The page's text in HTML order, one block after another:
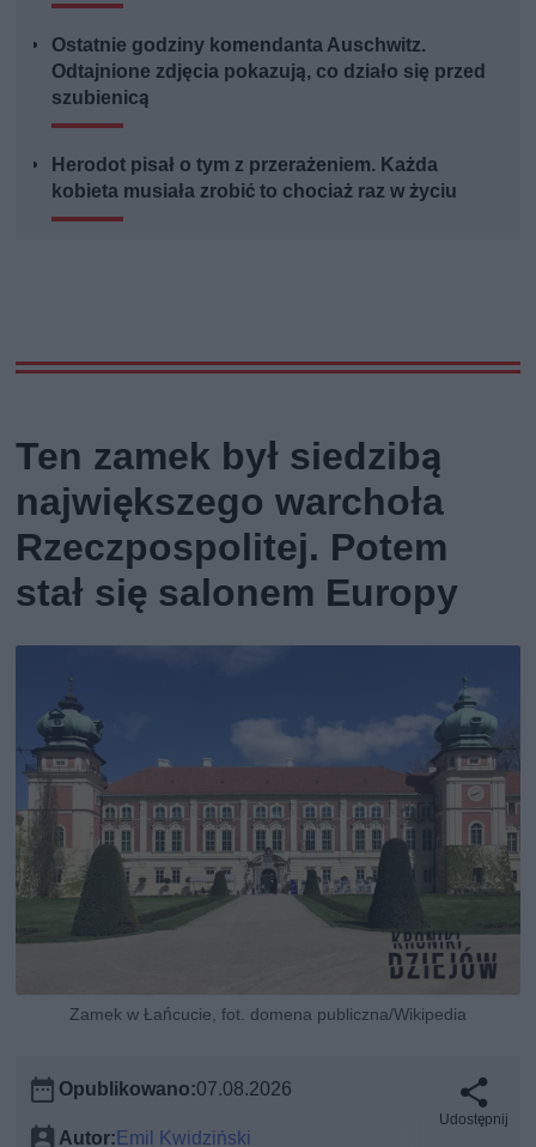
Ostatnie godziny komendanta Auschwitz.
Odtajnione zdjęcia pokazują, co działo się przed
szubienicą
Herodot pisał o tym z przerażeniem. Każda
kobieta musiała zrobić to chociaż raz w życiu
Ten zamek był siedzibą
największego warchoła
Rzeczpospolitej. Potem
stał się salonem Europy
Zamek w Łańcucie, fot. domena publiczna/Wikipedia
Opublikowano:07.08.2026
Autor:Emil Kwidziński
Udostępnij